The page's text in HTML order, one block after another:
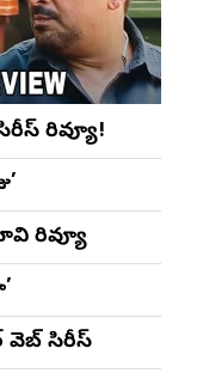
రివ్యూ!
రివ్యూ
వెబ్ సిరీస్